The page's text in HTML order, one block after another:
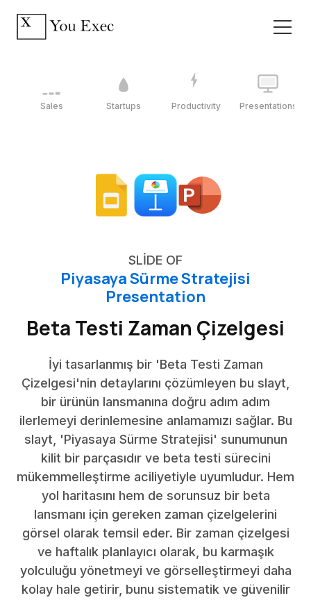
Sales Startups Productivity Presentations
SLIDE OF
Piyasaya Sürme Stratejisi
Presentation
Beta Testi Zaman Çizelgesi
İyi tasarlanmış bir 'Beta Testi Zaman
Çizelgesi'nin detaylarını çözümleyen bu slayt,
bir ürünün lansmanına doğru adım adım
ilerlemeyi derinlemesine anlamamızı sağlar. Bu
slayt, 'Piyasaya Sürme Stratejisi' sunumunun
kilit bir parçasıdır ve beta testi sürecini
mükemmelleştirme aciliyetiyle uyumludur. Hem
yol haritasını hem de sorunsuz bir beta
lansmanı için gereken zaman çizelgelerini
görsel olarak temsil eder. Bir zaman çizelgesi
ve haftalık planlayıcı olarak, bu karmaşık
yolculuğu yönetmeyi ve görselleştirmeyi daha
kolay hale getirir, bunu sistematik ve güvenilir